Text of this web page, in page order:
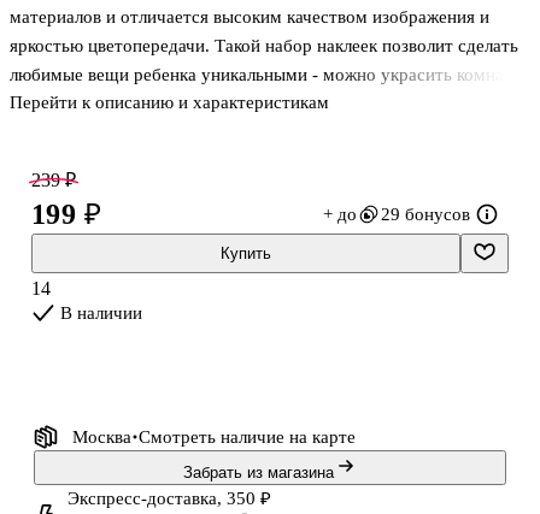
материалов и отличается высоким качеством изображения и
яркостью цветопередачи. Такой набор наклеек позволит сделать
любимые вещи ребенка уникальными - можно украсить комнату,
тетради и игрушки. Польза игр с наклейками: - развитие мелкой
основание, а второй снимать наклейку; - развитие воображения и
фантазии.
Перейти к описанию и характеристикам
239 ₽
199 ₽ + до 29 бонусов
Купить
14
В наличии
Москва Смотреть наличие на карте
Забрать из магазина
Экспресс-доставка, 350 ₽